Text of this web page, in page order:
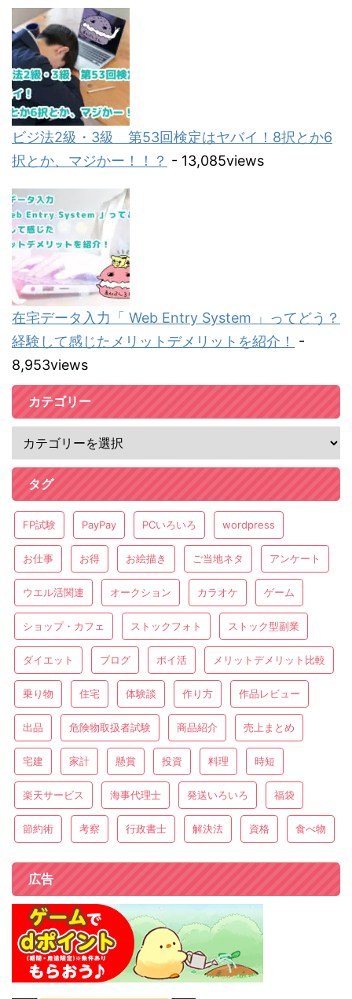
ビジ法2級・3級 第53回検定はヤバイ！8択とか6
択とか、マジかー！！？ - 13,085views
在宅データ入力「 Web Entry System 」ってどう？
経験して感じたメリットデメリットを紹介！
-
8,953views
カテゴリー
タグ
FP試験 PayPay PCいろいろ wordpress
お仕事 お得 お絵描き ご当地ネタ アンケート
ウエル活関連 オークション カラオケ ゲーム
ショップ・カフェ ストックフォト ストック型副業
ダイエット ブログ ポイ活 メリットデメリット比較
乗り物 住宅 体験談 作り方 作品レビュー
出品 危険物取扱者試験 商品紹介 売上まとめ
宅建 家計 懸賞 投資 料理 時短
楽天サービス 海事代理士 発送いろいろ 福袋
節約術 考察 行政書士 解決法 資格 食べ物
広告